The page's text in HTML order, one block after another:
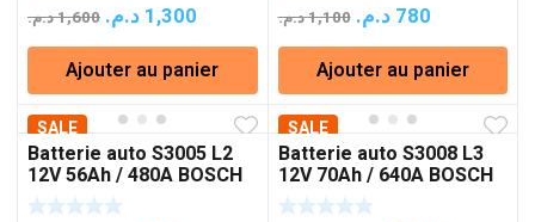
1,600د.م.
Le
prix
initial
était :
1,300 د.م.
prix
actuel
est :
1,300 د.م..
Ajouter au panier
1,100د.م.
Le
prix
initial
était :
780 د.م.
Le
prix
actuel
est :
780 د.م..
Ajouter au panier
SALE
Batterie auto S3005 L2
12V 56Ah / 480A BOSCH
SALE
Batterie auto S3008 L3
12V 70Ah / 640A BOSCH